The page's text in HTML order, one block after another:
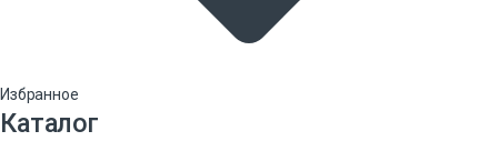
Избранное
Каталог